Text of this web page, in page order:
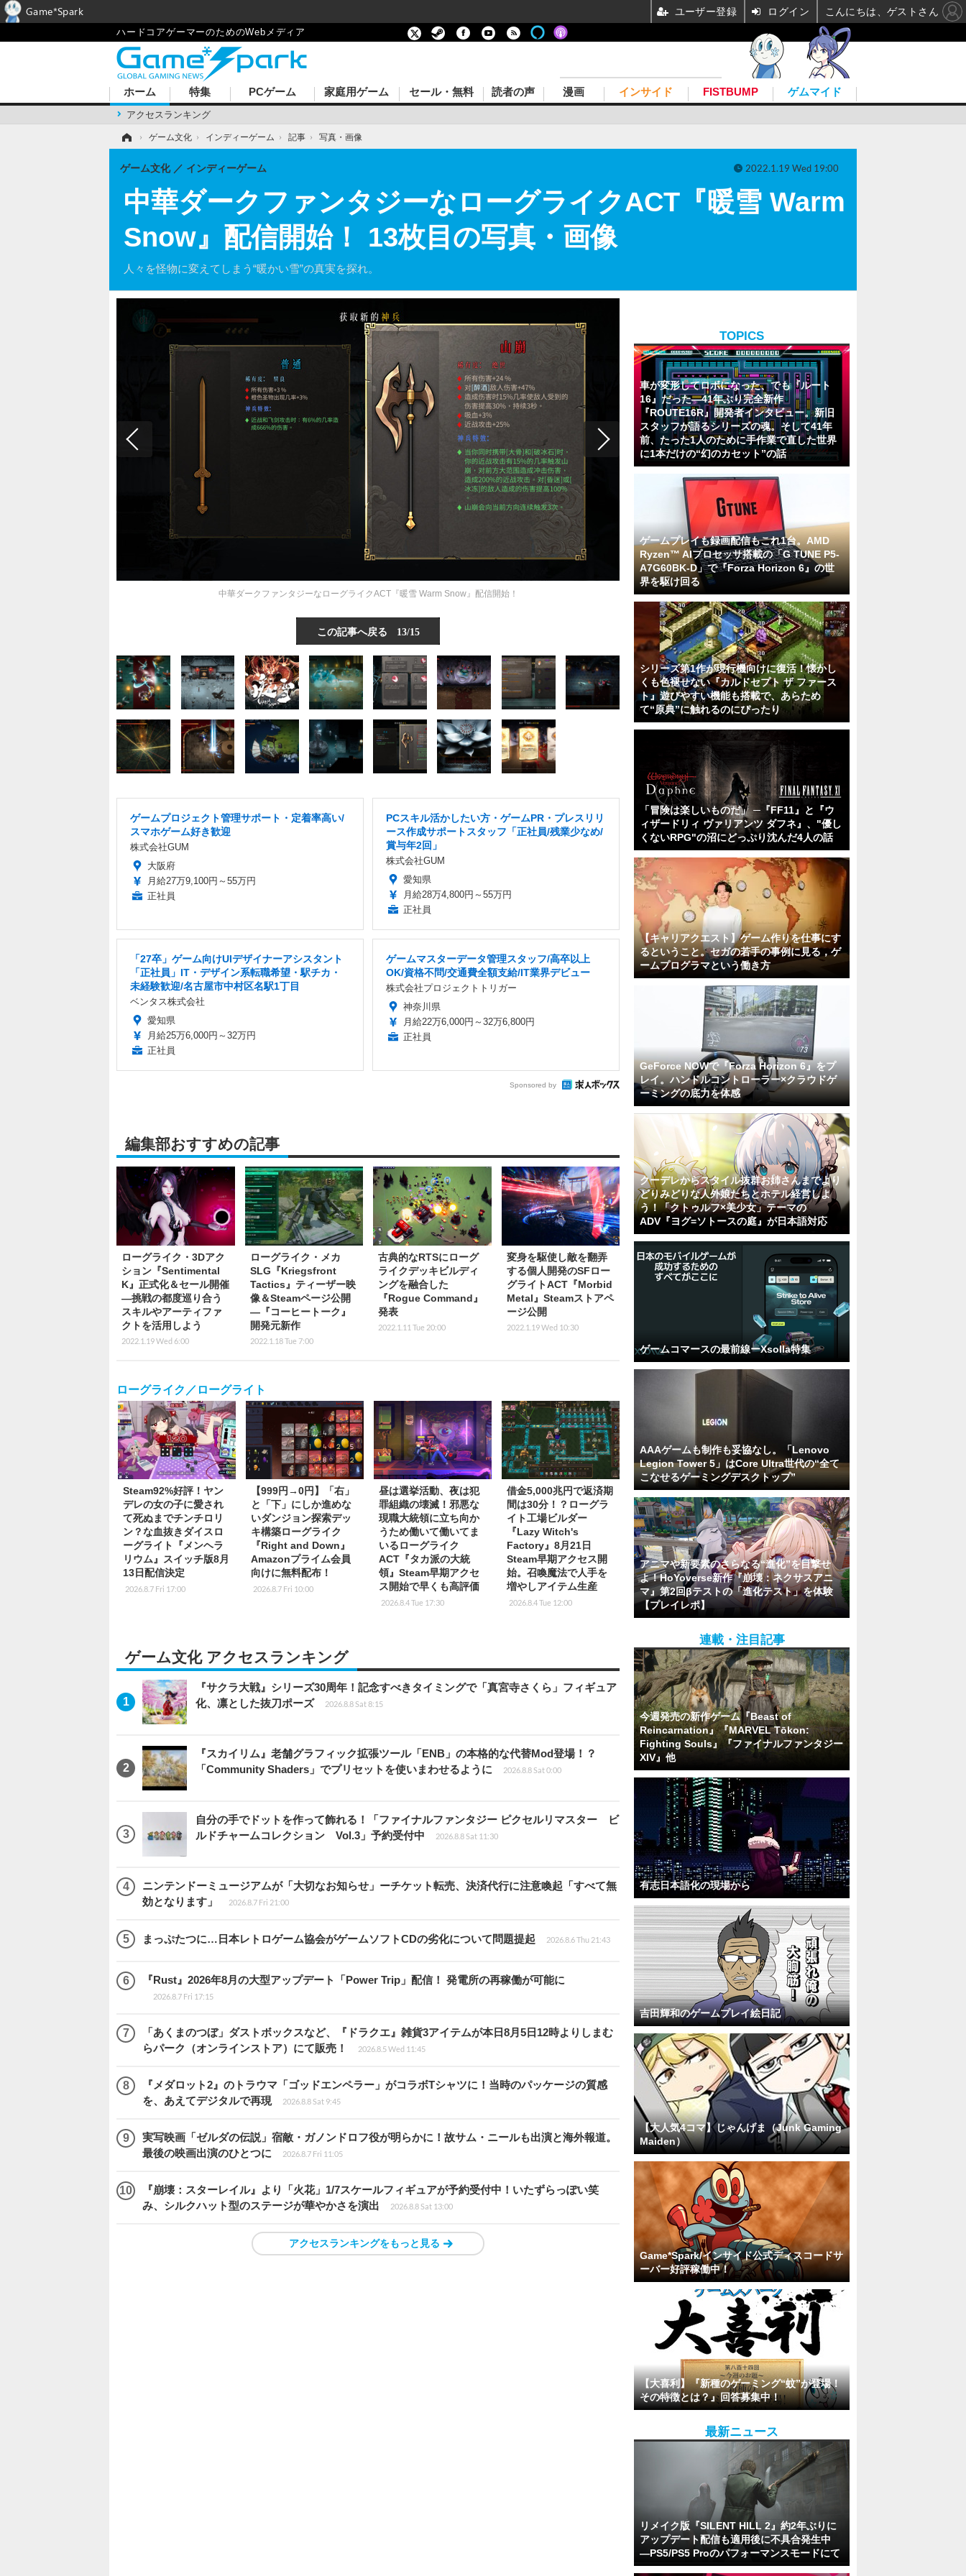
ハードコアゲーマーのためのWebメディア
ホーム
アクセスランキング
特集 PCゲーム 家庭用ゲーム セール・無料 読者の声 漫画 インサイド FISTBUMP ゲムマイド
› ゲーム文化 › インディーゲーム › 記事 › 写真・画像
中華ダークファンタジーなローグライクACT『暖雪 Warm
Snow』配信開始！ 13枚目の写真・画像
人々を怪物に変えてしまう“暖かい雪”の真実を探れ。
ゲーム文化 インディーゲーム 2022.1.19 Wed 19:00
中華ダークファンタジーなローグライクACT『暖雪 Warm Snow』配信開始！
この記事へ戻る 13/15
ゲームプロジェクト管理サポート・定着率高い/
スマホゲーム好き歓迎
株式会社GUM
大阪府
月給27万9,100円～55万円
正社員
PCスキル活かしたい方・ゲームPR・プレスリリ
ース作成サポートスタッフ「正社員/残業少なめ/
賞与年2回」
株式会社GUM
愛知県
月給28万4,800円～55万円
正社員
「27卒」ゲーム向けUIデザイナーアシスタント
「正社員」IT・デザイン系転職希望・駅チカ・
未経験歓迎/名古屋市中村区名駅1丁目
ベンタス株式会社
愛知県
月給25万6,000円～32万円
正社員
ゲームマスターデータ管理スタッフ/高卒以上
OK/資格不問/交通費全額支給/IT業界デビュー
株式会社プロジェクトトリガー
神奈川県
月給22万6,000円～32万6,800円
正社員
Sponsored by
編集部おすすめの記事
ローグライク・3Dアク
ション『Sentimental
K』正式化＆セール開催
―挑戦の都度巡り合う
スキルやアーティファ
クトを活用しよう
2022.1.19 Wed 6:00
ローグライク・メカ
SLG『Kriegsfront
Tactics』ティーザー映
像＆Steamページ公開
―『コーヒートーク』
開発元新作
2022.1.18 Tue 7:00
古典的なRTSにローグ
ライクデッキビルディ
ングを融合した
『Rogue Command』
発表
2022.1.11 Tue 20:00
変身を駆使し敵を翻弄
する個人開発のSFロー
グライトACT『Morbid
Metal』Steamストアペ
ージ公開
2022.1.19 Wed 10:30
ローグライク／ローグライト
Steam92%好評！ヤン
デレの女の子に愛され
て死ぬまでチンチロリ
ン？な血抜きダイスロ
ーグライト『メンヘラ
リウム』スイッチ版8月
13日配信決定
2026.8.7 Fri 17:00
【999円→0円】「右」
と「下」にしか進めな
いダンジョン探索デッ
キ構築ローグライク
『Right and Down』
Amazonプライム会員
向けに無料配布！
2026.8.7 Fri 10:00
昼は選挙活動、夜は犯
罪組織の壊滅！邪悪な
現職大統領に立ち向か
うため働いて働いてま
いるローグライク
ACT『タカ派の大統
領』Steam早期アクセ
ス開始で早くも高評価
2026.8.4 Tue 17:30
借金5,000兆円で返済期
間は30分！？ローグラ
イト工場ビルダー
『Lazy Witch's
Factory』8月21日
Steam早期アクセス開
始。召喚魔法で人手を
増やしアイテム生産
2026.8.4 Tue 12:00
ゲーム文化 アクセスランキング
『サクラ大戦』シリーズ30周年！記念すべきタイミングで「真宮寺さくら」フィギュア
化、凛とした抜刀ポーズ
2026.8.8 Sat 8:15
『スカイリム』老舗グラフィック拡張ツール「ENB」の本格的な代替Mod登場！？
「Community Shaders」でプリセットを使いまわせるように
2026.8.8 Sat 0:00
自分の手でドットを作って飾れる！「ファイナルファンタジー ピクセルリマスター ビ
ルドチャームコレクション Vol.3」予約受付中
2026.8.8 Sat 11:30
ニンテンドーミュージアムが「大切なお知らせ」ーチケット転売、決済代行に注意喚起「すべて無
効となります」
2026.8.7 Fri 21:00
まっぷたつに…日本レトロゲーム協会がゲームソフトCDの劣化について問題提起 2026.8.6 Thu 21:43
『Rust』2026年8月の大型アップデート「Power Trip」配信！ 発電所の再稼働が可能に
2026.8.7 Fri 17:15
「あくまのつぼ」ダストボックスなど、『ドラクエ』雑貨3アイテムが本日8月5日12時よりしまむ
らパーク（オンラインストア）にて販売！
2026.8.5 Wed 11:45
『メダロット2』のトラウマ「ゴッドエンペラー」がコラボTシャツに！当時のパッケージの質感
を、あえてデジタルで再現
2026.8.8 Sat 9:45
実写映画「ゼルダの伝説」宿敵・ガノンドロフ役が明らかに！故サム・ニールも出演と海外報道。
最後の映画出演のひとつに
2026.8.7 Fri 11:05
『崩壊：スターレイル』より「火花」1/7スケールフィギュアが予約受付中！いたずらっぽい笑
み、シルクハット型のステージが華やかさを演出
2026.8.8 Sat 13:00
アクセスランキングをもっと見る
TOPICS
車が変形してロボになった、でも『ルート
16』だった―41年ぶり完全新作
『ROUTE16R』開発者インタビュー。新旧
スタッフが語るシリーズの魂。そして41年
前、たった1人のために手作業で直した世界
に1本だけの“幻のカセット”の話
ゲームプレイも録画配信もこれ1台。AMD
Ryzen™ AIプロセッサ搭載の「G TUNE P5-
A7G60BK-D」で『Forza Horizon 6』の世
界を駆け回る
シリーズ第1作が現行機向けに復活！懐かし
くも色褪せない『カルドセプト ザ ファース
ト』遊びやすい機能も搭載で、あらため
て“原典”に触れるのにぴったり
「冒険は楽しいものだ」 ─『FF11』と『ウ
ィザードリィ ヴァリアンツ ダフネ』、"優し
くないRPG"の沼にどっぷり沈んだ4人の話
【キャリアクエスト】ゲーム作りを仕事にす
るということ。セガの若手の事例に見る，ゲ
ームプログラマという働き方
GeForce NOWで『Forza Horizon 6』をプ
レイ。ハンドルコントローラー×クラウドゲ
ーミングの底力を体感
クーデレからスタイル抜群お姉さんまでより
どりみどりな人外娘たちとホテル経営しよ
う！「クトゥルフ×美少女」テーマの
ADV『ヨグ=ソトースの庭』が日本語対応
ゲームコマースの最前線ーXsolla特集
AAAゲームも制作も妥協なし。「Lenovo
Legion Tower 5」はCore Ultra世代の“全て
こなせるゲーミングデスクトップ”
アニマや新要素のさらなる“進化”を目撃せ
よ！HoYoverse新作『崩壊：ネクサスアニ
マ』第2回βテストの「進化テスト」を体験
【プレイレポ】
連載・注目記事
今週発売の新作ゲーム『Beast of
Reincarnation』『MARVEL Tōkon:
Fighting Souls』『ファイナルファンタジー
XIV』他
有志日本語化の現場から
吉田輝和のゲームプレイ絵日記
【大人気4コマ】じゃんげま（Junk Gaming
Maiden）
Game*Spark/インサイド公式ディスコードサ
ーバー好評稼働中！
【大喜利】『新種のゲーミング“蚊”が登場！
その特徴とは？』回答募集中！
最新ニュース
リメイク版『SILENT HILL 2』約2年ぶりに
アップデート配信も適用後に不具合発生中
―PS5/PS5 Proのパフォーマンスモードにて
Game*Spark ユーザー登録 ログイン こんにちは、ゲストさん